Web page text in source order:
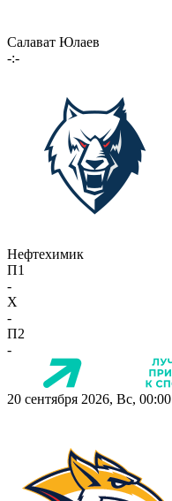
Салават Юлаев
-:-
Нефтехимик
П1
-
X
-
П2
-
20 сентября 2026, Вс, 00:00